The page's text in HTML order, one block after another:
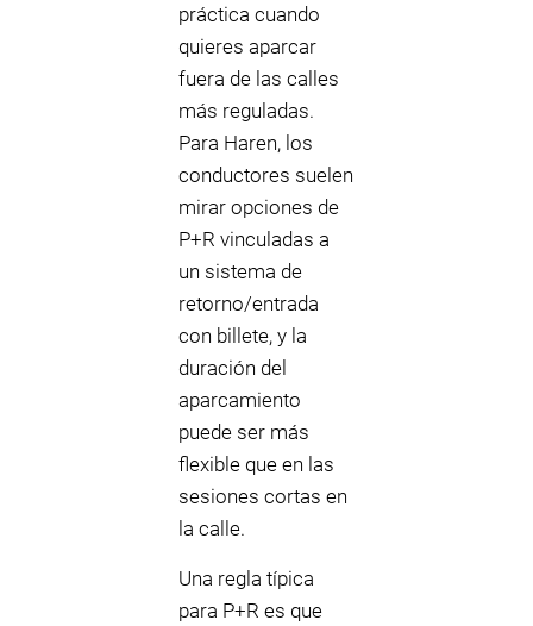
práctica cuando
quieres aparcar
fuera de las calles
más reguladas.
Para Haren, los
conductores suelen
mirar opciones de
P+R vinculadas a
un sistema de
retorno/entrada
con billete, y la
duración del
aparcamiento
puede ser más
flexible que en las
sesiones cortas en
la calle.
Una regla típica
para P+R es que